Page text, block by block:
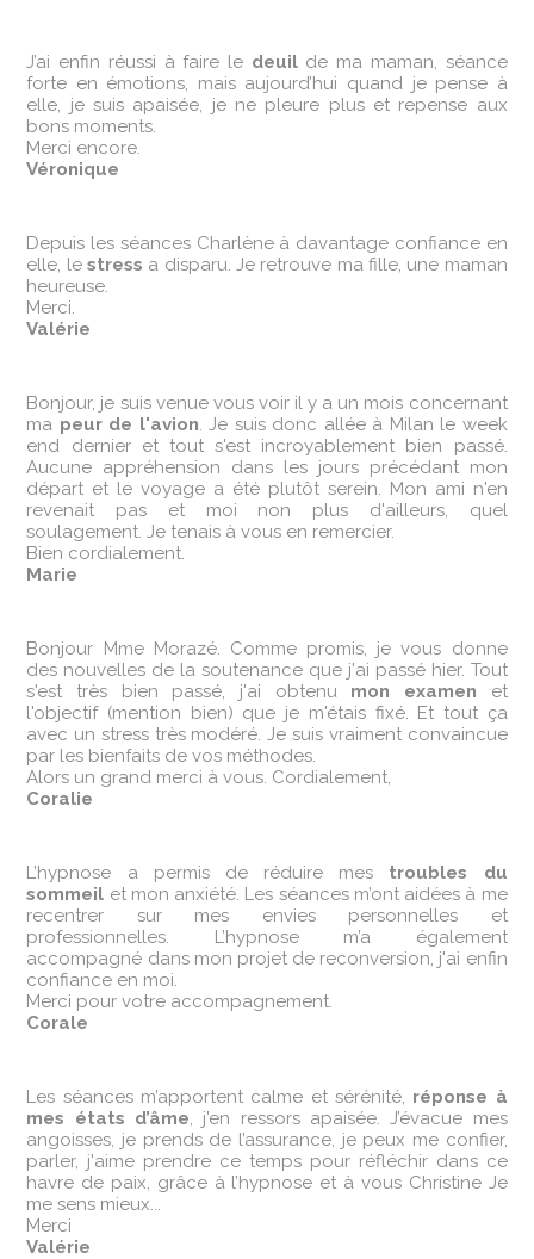
J’ai enfin réussi à faire le deuilde ma maman, séance
forte en émotions, mais aujourd’hui quand je pense à
elle, je suis apaisée, je ne pleure plus et repense aux
bons moments.
Merci encore.
Véronique
Depuis les séances Charlène à davantage confiance en
elle, lestress a disparu. Je retrouve ma fille, une maman
heureuse.
Merci.
Valérie
Bonjour, je suis venue vous voir il y a un mois concernant
ma peur de l'avion. Je suis donc allée à Milan le week
end dernier et tout s'est incroyablement bien passé.
Aucune appréhension dans les jours précédant mon
départ et le voyage a été plutôt serein. Mon ami n'en
revenait pas et moi non plus d'ailleurs, quel
soulagement. Je tenais à vous en remercier.
Bien cordialement.
Marie
Bonjour Mme Morazé. Comme promis, je vous donne
des nouvelles de la soutenance que j'ai passé hier. Tout
s'est très bien passé, j'ai obtenu mon examen et
l'objectif (mention bien) que je m'étais fixé. Et tout ça
avec un stress très modéré. Je suis vraiment convaincue
par les bienfaits de vos méthodes.
Alors un grand merci à vous. Cordialement,
Coralie
L’hypnose a permis de réduire mes troubles du
sommeil et mon anxiété. Les séances m’ont aidées à me
recentrer sur mes envies personnelles et
professionnelles. L’hypnose m’a également
accompagné dans mon projet de reconversion, j'ai enfin
confiance en moi.
Merci pour votre accompagnement.
Corale
Les séances m’apportent calme et sérénité, réponse à
mes états d’âme, j’en ressors apaisée. J’évacue mes
angoisses, je prends de l’assurance, je peux me confier,
parler, j'aime prendre ce temps pour réfléchir dans ce
havre de paix, grâce à l’hypnose et à vous Christine Je
me sens mieux...
Merci
Valérie